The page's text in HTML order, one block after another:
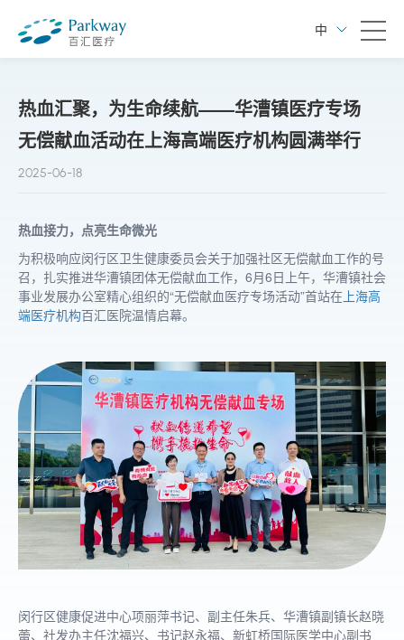
中
热血汇聚，为生命续航——华漕镇医疗专场
无偿献血活动在上海高端医疗机构圆满举行
2025-06-18
热血接力，点亮生命微光
为积极响应闵行区卫生健康委员会关于加强社区无偿献血工作的号
召，扎实推进华漕镇团体无偿献血工作，6月6日上午，华漕镇社会
事业发展办公室精心组织的“无偿献血医疗专场活动”首站在 上海高
端医疗机构百汇医院温情启幕。
闵行区健康促进中心项丽萍书记、副主任朱兵、华漕镇副镇长赵晓
蕾、社发办主任沈福兴、书记赵永福、新虹桥国际医学中心副书